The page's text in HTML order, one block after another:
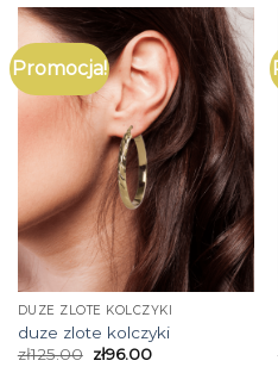
Promocja!
DUZE ZLOTE KOLCZYKI
duze zlote kolczyki
zł125.00 zł96.00